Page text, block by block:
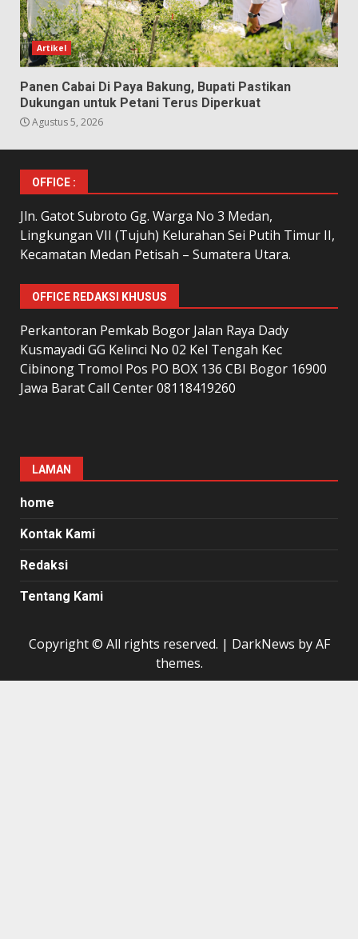
Artikel
Panen Cabai Di Paya Bakung, Bupati Pastikan
Dukungan untuk Petani Terus Diperkuat
Agustus 5, 2026
OFFICE :
Jln. Gatot Subroto Gg. Warga No 3 Medan,
Lingkungan VII (Tujuh) Kelurahan Sei Putih Timur II,
Kecamatan Medan Petisah – Sumatera Utara.
OFFICE REDAKSI KHUSUS
Perkantoran Pemkab Bogor Jalan Raya Dady
Kusmayadi GG Kelinci No 02 Kel Tengah Kec
Cibinong Tromol Pos PO BOX 136 CBI Bogor 16900
Jawa Barat Call Center 08118419260
LAMAN
home
Kontak Kami
Redaksi
Tentang Kami
Copyright © All rights reserved. | DarkNews by AF
themes.